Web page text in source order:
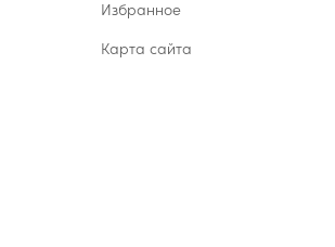
Избранное
Карта сайта